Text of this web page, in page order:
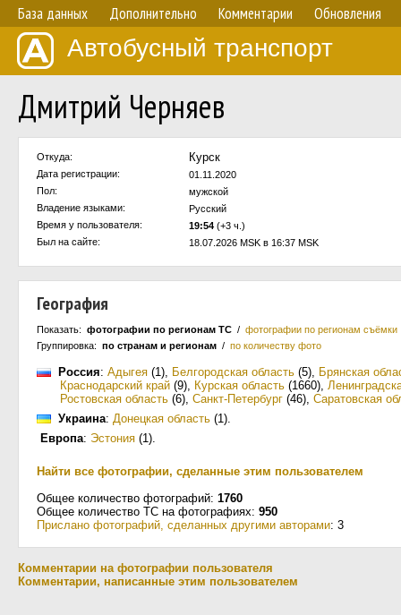
База данных Дополнительно Комментарии Обновления
Автобусный транспорт
Дмитрий Черняев
Откуда: Курск
Дата регистрации:
01.11.2020
Пол:
мужской
Владение языками:
Русский
Время у пользователя:
19:54 (+3 ч.)
Был на сайте:
18.07.2026 MSK в 16:37 MSK
География
Показать: фотографии по регионам ТС / фотографии по регионам съёмки
Группировка: по странам и регионам / по количеству фото
Россия: Адыгея (1), Белгородская область (5), Брянская
Краснодарский край (9), Курская область (1660),
Ростовская область (6), Санкт-Петербург (46), Саратовская
Украина: Донецкая область (1).
Европа: Эстония (1).
Найти все фотографии, сделанные этим пользователем
Общее количество фотографий: 1760
Общее количество ТС на фотографиях: 950
Прислано фотографий, сделанных другими авторами: 3
Комментарии на фотографии пользователя
Комментарии, написанные этим пользователем